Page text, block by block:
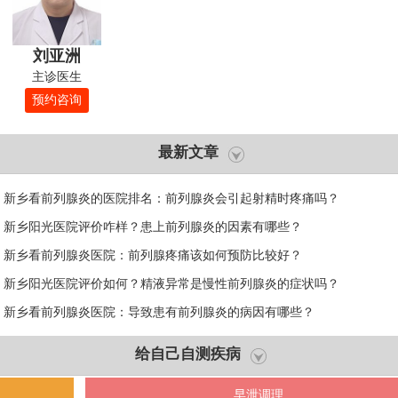
刘亚洲
主诊医生
预约咨询
最新文章
新乡看前列腺炎的医院排名：前列腺炎会引起射精时疼痛吗？
新乡阳光医院评价咋样？患上前列腺炎的因素有哪些？
新乡看前列腺炎医院：前列腺疼痛该如何预防比较好？
新乡阳光医院评价如何？精液异常是慢性前列腺炎的症状吗？
新乡看前列腺炎医院：导致患有前列腺炎的病因有哪些？
给自己自测疾病
早泄调理